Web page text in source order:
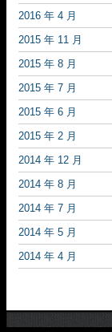
2016 年 4 月
2015 年 11 月
2015 年 8 月
2015 年 7 月
2015 年 6 月
2015 年 2 月
2014 年 12 月
2014 年 8 月
2014 年 7 月
2014 年 5 月
2014 年 4 月